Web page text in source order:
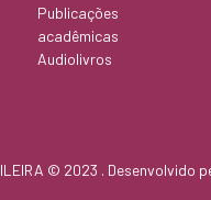
Publicações
acadêmicas
Audiolivros
© 2023 . Desenvolvido